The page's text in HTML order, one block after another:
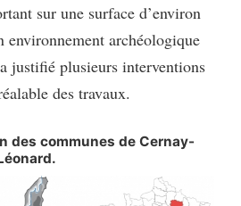
sur une surface d’environ
environnement archéologique
justifié plusieurs interventions
des travaux.
des communes de Cernay-